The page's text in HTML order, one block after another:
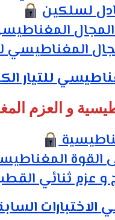
لسلكين
المجال
المغناطيسي
للتيار
و العزم
القوة
و عزم ثنائي
الاختبارات